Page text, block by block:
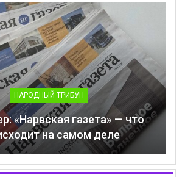
НАРОДНЫЙ ТРИБУН
«Нарвская газета» — что
на самом деле